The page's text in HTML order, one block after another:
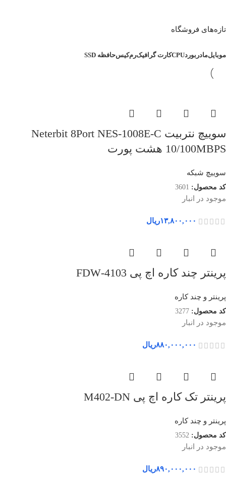
تازه‌های فروشگاه
موبایلمادربوردCPUکارت گرافیکرمکیسحافظه SSD
سوییچ نتربیت Neterbit 8Port NES-1008E-C
10/100MBPS هشت پورت
سوییچ شبکه
کد محصول: 3601
موجود در انبار
۱۳,۸۰۰,۰۰۰ریال
پرینتر چند کاره اچ پی 4103-FDW
پرینتر و چند کاره
کد محصول: 3277
موجود در انبار
۸۸۰,۰۰۰,۰۰۰ریال
پرینتر تک کاره اچ پی M402-DN
پرینتر و چند کاره
کد محصول: 3552
موجود در انبار
۸۹۰,۰۰۰,۰۰۰ریال